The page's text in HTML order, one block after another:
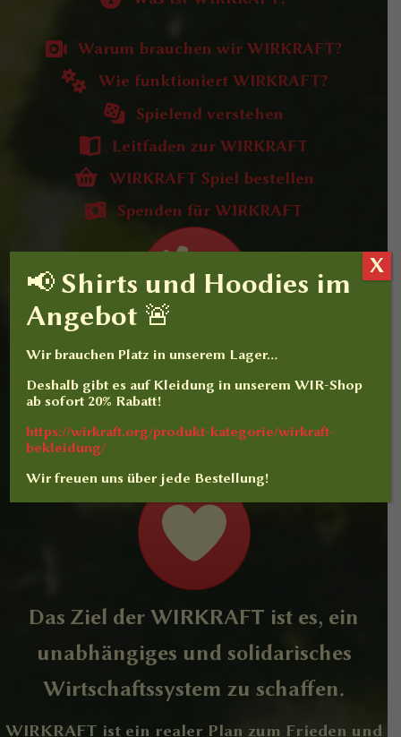
Warum brauchen wir WIRKRAFT?
Wie funktioniert WIRKRAFT?
Spielend verstehen
Leitfaden zur WIRKRAFT
WIRKRAFT Spiel bestellen
Spenden für WIRKRAFT
Das Ziel der WIRKRAFT ist es, ein
unabhängiges und solidarisches
Wirtschaftssystem zu schaffen.
WIRKRAFT ist ein realer Plan zum Frieden und
📢 Shirts und Hoodies im
Angebot 🚨
Wir brauchen Platz in unserem Lager…
Deshalb gibt es aufKleidung in unserem WIR-Shop
ab sofort 20% Rabatt!
https://wirkraft.org/produkt-kategorie/wirkraft-
bekleidung/
Wir freuen uns über jede Bestellung!
X